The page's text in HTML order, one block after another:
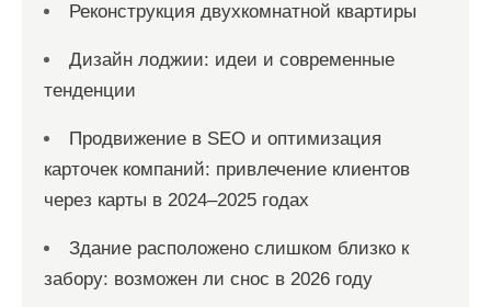
Реконструкция двухкомнатной квартиры
Дизайн лоджии: идеи и современные
тенденции
Продвижение в SEO и оптимизация
карточек компаний: привлечение клиентов
через карты в 2024–2025 годах
Здание расположено слишком близко к
забору: возможен ли снос в 2026 году